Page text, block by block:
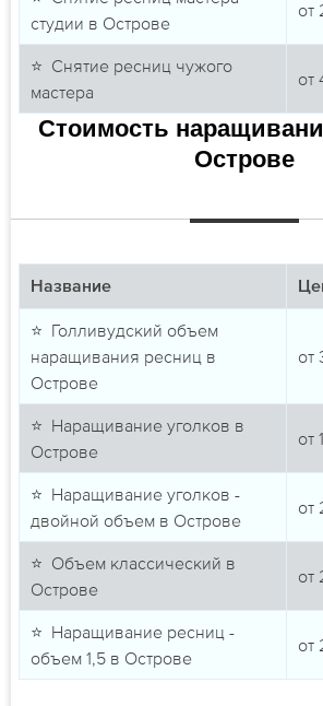
студии в Острове
от
⭐ Снятие ресниц чужого
мастера
от
Стоимость
Острове
Название
⭐ Голливудский объем
наращивания ресниц в
Острове
от
⭐ Наращивание уголков в
Острове
от
⭐ Наращивание уголков -
двойной объем в Острове
от
⭐ Объем классический в
Острове
от
⭐ Наращивание ресниц -
объем 1,5 в Острове
от